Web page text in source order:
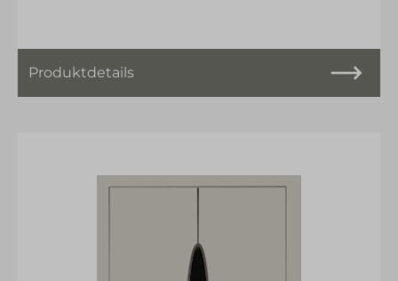
Produktdetails